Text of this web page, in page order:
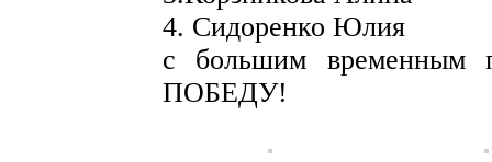
4. Сидоренко Юлия
с большим временным
ПОБЕДУ!